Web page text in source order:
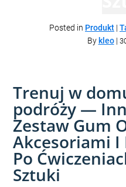
Posted in Produkt |
By kleo|
Trenuj w
podróży —
Zestaw Gum
Akcesoriami
Po
Sztuki